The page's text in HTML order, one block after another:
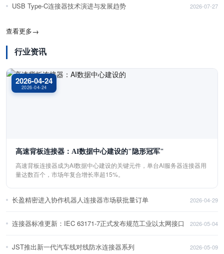
USB Type-C连接器技术演进与发展趋势 2026-07-27
查看更多→
行业资讯
2026-04-24
2026-04-24
高速背板连接器：AI数据中心建设的"隐形冠军"
高速背板连接器成为AI数据中心建设的关键元件，单台AI服务器连接器用
量达数百个，市场年复合增长率超15%。
长盈精密进入协作机器人连接器市场获批量订单 2026-04-29
连接器标准更新：IEC 63171-7正式发布规范工业以太网接口 2026-05-04
JST推出新一代汽车线对线防水连接器系列 2026-05-09